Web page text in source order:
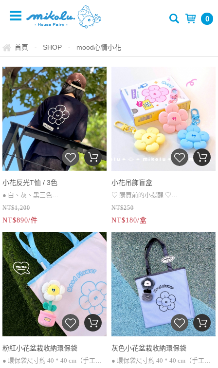
0
首頁 - SHOP - mood心情小花
小花反光T恤 / 3色
● 白、灰、黑三色
● 寬版、落肩剪裁、胸口、背面反光
Logo
● 商品照穿著範例：
男生 M號 尺寸（ 身高168cm ）
女生 L號 尺寸（ 身高165cm ）
NT$1,200
NT$890/件
小花吊飾盲盒
♡ 購買前的小提醒 ♡
盲盒類商品售出取貨後無法退換貨
● 表面若出現微小突起，為脫模成型
時的自然痕跡，屬正常現象喔。
● 金、銀兩色為電鍍色處理，非實際
金屬材質，製作過程中表面可能會有
些許痕跡。
● 印刷時因噴頭移動，偶爾會產生細
微透明飛墨，並非瑕疵。
● 透明小花於製作過程中可能出現小
氣泡，臉部若有明顯氣泡的品項已事
先篩除。
#完美主義者建議先略過這款商品，
NT$250
NT$180/盒
粉紅小花盆栽收納環保袋
● 環保袋尺寸約 40 * 40 cm（手工測
灰色小花盆栽收納環保袋
● 環保袋尺寸約 40 * 40 cm（手工測